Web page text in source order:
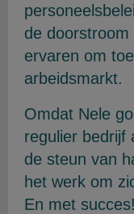
de
ervaren om
arbeidsmarkt.
Omdat Nele
regulier bedrijf
de steun van
het werk om
En met